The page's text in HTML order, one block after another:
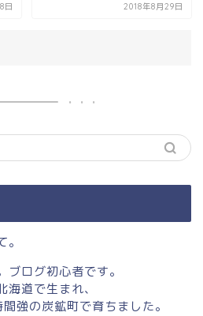
日 2018年8月29日
ブログ初心者です。
海道で生まれ、
強の炭鉱町で育ちました。